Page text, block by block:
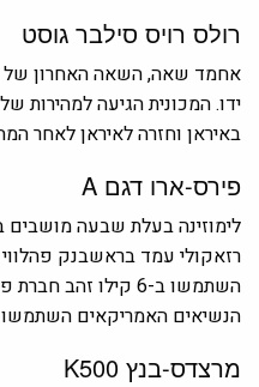
רולס רויס ​​סילבר גוסט
אחמד שאה, השאה האחרון של
באיראן וחזרה לאיראן לאחר
פירס-ארו דגם A
לימוזינה בעלת שבעה מושבים
השתמשו ב-6 קילו
הנשיאים האמריקאים השתמשו
מרצדס-בנץ K500